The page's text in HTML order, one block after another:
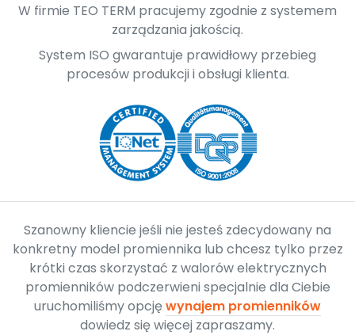
W firmie TEO TERM pracujemy zgodnie z systemem
zarządzania jakością.
System ISO gwarantuje prawidłowy przebieg
procesów produkcji i obsługi klienta.
Szanowny kliencie jeśli nie jesteś zdecydowany na
konkretny model promiennika lub chcesz tylko przez
krótki czas skorzystać z walorów elektrycznych
promienników podczerwieni specjalnie dla Ciebie
uruchomiliśmy opcjęwynajem promienników
dowiedz się więcej zapraszamy.